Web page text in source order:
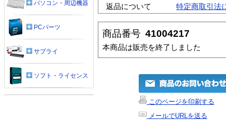
返品について
特定商取引法
商品番号 41004217
本商品は販売を終了しました
このページを印刷する
メールでURLを送る
パソコン・周辺機器
PCパーツ
サプライ
ソフト・ライセンス